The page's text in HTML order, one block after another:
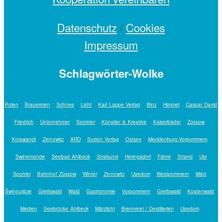
Datenschutz/ Cookies
Impressum
Schlagwörter-Wolke
Polen Brauereien Schnee Licht Karl Lappe Verlag Binz Himmel Caspar David
Friedrich Unternehmer Sommer Künstler & Kreative Kaiserbäder Züssow
Korswandt Zinnowitz ARD Sutton Verlag Ostsee Mecklenburg-Vorpommern
Swinemünde Seebad Ahlbeck Stralsund Heringsdorf Fähre Strand Ute
Spohler Bahnhof Züssow Winter Zinnowitz Usedom Westpommern März
Świnoujście Greifswald Wald Gastronomie Vorpommern Greifswald Küstenwald
Medien Seebrücke Ahlbeck Märzlicht Brennerei / Destillerien Usedom